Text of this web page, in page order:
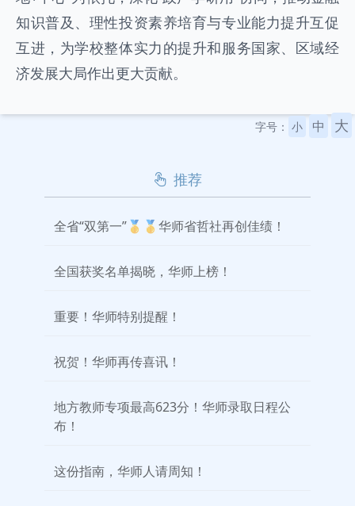
知识普及、理性投资素养培育与专业能力提升互促
互进，为学校整体实力的提升和服务国家、区域经
济发展大局作出更大贡献。
字号： 小 中 大
推荐
全省“双第一”🥇🥇华师省哲社再创佳绩！
全国获奖名单揭晓，华师上榜！
重要！华师特别提醒！
祝贺！华师再传喜讯！
地方教师专项最高623分！华师录取日程公
布！
这份指南，华师人请周知！